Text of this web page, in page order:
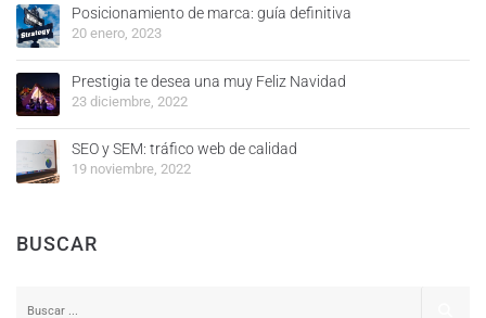
Posicionamiento de marca: guía definitiva
20 enero, 2023
Prestigia te desea una muy Feliz Navidad
23 diciembre, 2022
SEO y SEM: tráfico web de calidad
19 noviembre, 2022
BUSCAR